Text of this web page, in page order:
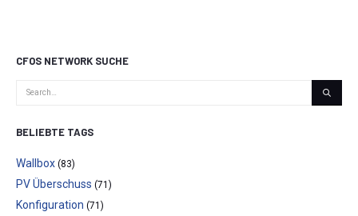
CFOS NETWORK SUCHE
BELIEBTE TAGS
Wallbox (83)
PV Überschuss (71)
Konfiguration (71)